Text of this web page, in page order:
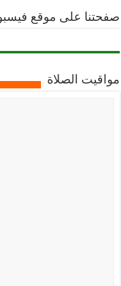
صفحتنا على موقع
مواقيت الصلاة